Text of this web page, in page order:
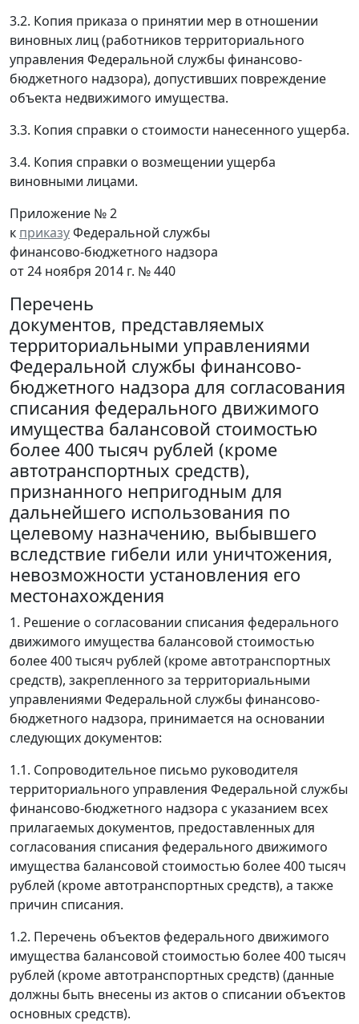
3.2. Копия приказа о принятии мер в отношении
виновных лиц (работников территориального
управления Федеральной службы финансово-
бюджетного надзора), допустивших повреждение
объекта недвижимого имущества.
3.3. Копия справки о стоимости нанесенного ущерба.
3.4. Копия справки о возмещении ущерба
виновными лицами.
Приложение № 2
к приказуФедеральной службы
финансово-бюджетного надзора
от 24 ноября 2014 г. № 440
Перечень
документов, представляемых
территориальными управлениями
Федеральной службы финансово-
бюджетного надзора для согласования
списания федерального движимого
имущества балансовой стоимостью
более 400 тысяч рублей (кроме
автотранспортных средств),
признанного непригодным для
дальнейшего использования по
целевому назначению, выбывшего
вследствие гибели или уничтожения,
невозможности установления его
местонахождения
1. Решение о согласовании списания федерального
движимого имущества балансовой стоимостью
более 400 тысяч рублей (кроме автотранспортных
средств), закрепленного за территориальными
управлениями Федеральной службы финансово-
бюджетного надзора, принимается на основании
следующих документов:
1.1. Сопроводительное письмо руководителя
территориального управления Федеральной службы
финансово-бюджетного надзора с указанием всех
прилагаемых документов, предоставленных для
согласования списания федерального движимого
имущества балансовой стоимостью более 400 тысяч
рублей (кроме автотранспортных средств), а также
причин списания.
1.2. Перечень объектов федерального движимого
имущества балансовой стоимостью более 400 тысяч
рублей (кроме автотранспортных средств) (данные
должны быть внесены из актов о списании объектов
основных средств).